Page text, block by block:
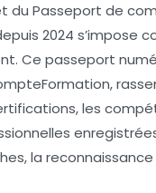
du Passeport de
2024 s’impose
Ce passeport
les
la